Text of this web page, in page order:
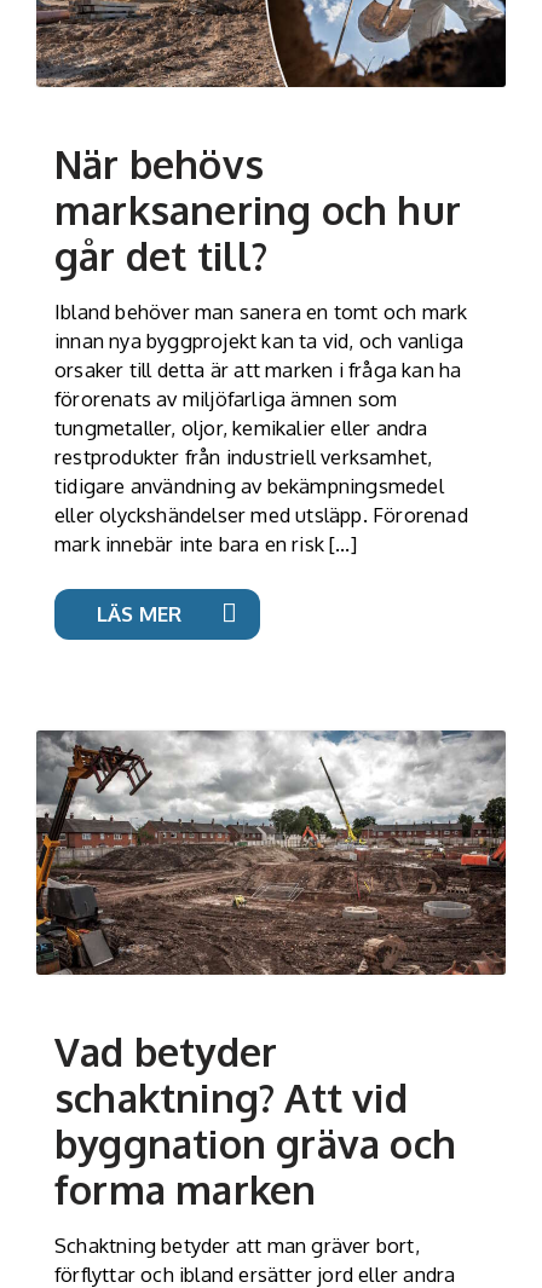
När behövs
marksanering och hur
går det till?
Ibland behöver man sanera en tomt och mark
innan nya byggprojekt kan ta vid, och vanliga
orsaker till detta är att marken i fråga kan ha
förorenats av miljöfarliga ämnen som
tungmetaller, oljor, kemikalier eller andra
restprodukter från industriell verksamhet,
tidigare användning av bekämpningsmedel
eller olyckshändelser med utsläpp. Förorenad
mark innebär inte bara en risk […]
LÄS MER
Vad betyder
schaktning? Att vid
byggnation gräva och
forma marken
Schaktning betyder att man gräver bort,
förflyttar och ibland ersätter jord eller andra